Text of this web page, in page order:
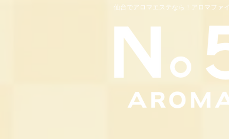
仙台でアロマエステなら！アロマファ